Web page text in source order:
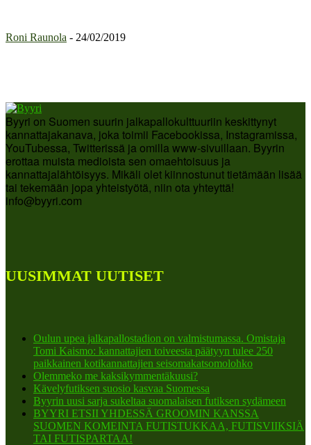
Roni Raunola - 24/02/2019
Byyri on Suomen suurin jalkapallokulttuuriin keskittynyt
kannattajakanava, joka toimii Facebookissa, Instagramissa,
YouTubessa, Twitterissä ja omilla www-sivuillaan. Byyrin
erottaa muista medioista sen omaehtoisuus ja
kannattajalähtöisyys. Mikäli olet kiinnostunut tietämään lisää
tai tekemään jopa yhteistyötä, niin ota yhteyttä!
info@byyri.com
UUSIMMAT UUTISET
Oulun upea jalkapallostadion on valmistumassa. Omistaja
Tomi Kaismo: kannattajien toiveesta päätyyn tulee 250
paikkainen kotikannattajien seisomakatsomolohko
Olemmeko me kaksikymmentäkuusi?
Kävelyfutiksen suosio kasvaa Suomessa
Byyrin uusi sarja sukeltaa suomalaisen futiksen sydämeen
BYYRI ETSII YHDESSÄ GROOMIN KANSSA
SUOMEN KOMEINTA FUTISTUKKAA, FUTISVIIKSIÄ
TAI FUTISPARTAA!